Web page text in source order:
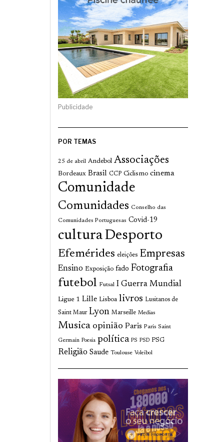
Publicidade
POR TEMAS
25 de abril Andebol Associações
Bordeaux Brasil CCP Ciclismo cinema
Comunidade
Comunidades Conselho das
Comunidades Portuguesas Covid-19
culturaDesporto
Efemérides eleições Empresas
Ensino Exposição fado Fotografia
futebol Futsal I Guerra Mundial
Ligue 1 Lille Lisboa livros Lusitanos de
Saint Maur Lyon Marseille Medias
Musica opinião Paris Paris Saint
Germain Poesia política PS PSD PSG
Religião Saude Toulouse Voleibol